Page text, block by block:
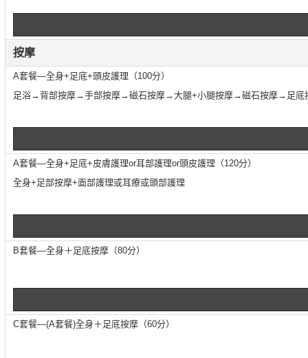
按摩
A套餐—全身+足底+頭皮護理（100分）
足浴→背部按摩→手部按摩→磁石按摩→大腿+小腿按摩→磁石按摩→足底
A套餐—全身+足底+皮膚護理or耳部護理or頭皮護理（120分）
全身+足部按摩+面部護理或耳療或頭部護理
B套餐―全身＋足底按摩（80分）
C套餐―(A套餐)全身＋足底按摩（60分）